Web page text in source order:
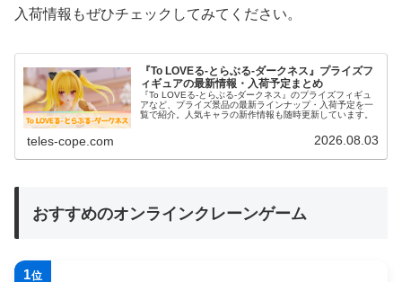
入荷情報もぜひチェックしてみてください。
『To LOVEる-とらぶる-ダークネス』プライズフ
ィギュアの最新情報・入荷予定まとめ
『To LOVEる-とらぶる-ダークネス』のプライズフィギュ
アなど、プライズ景品の最新ラインナップ・入荷予定を一
覧で紹介。人気キャラの新作情報も随時更新しています。
teles-cope.com 2026.08.03
おすすめのオンラインクレーンゲーム
1位